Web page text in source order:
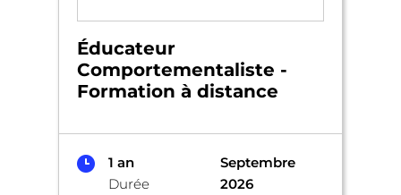
Éducateur
Comportementaliste -
Formation à distance
1 an
Durée
Septembre
2026